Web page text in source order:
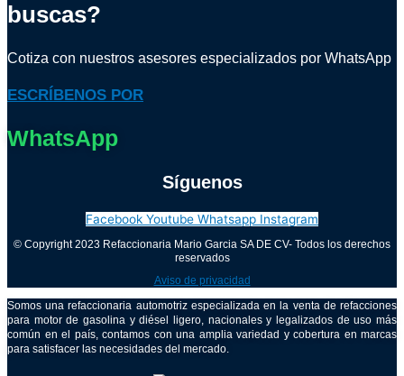
buscas?
Cotiza con nuestros asesores especializados por WhatsApp
ESCRÍBENOS POR
WhatsApp
Síguenos
Facebook Youtube Whatsapp Instagram
© Copyright 2023 Refaccionaria Mario Garcia SA DE CV- Todos los derechos
reservados
Aviso de privacidad
Somos una refaccionaria automotriz especializada en la venta de refacciones
para motor de gasolina y diésel ligero, nacionales y legalizados de uso más
común en el país, contamos con una amplia variedad y cobertura en marcas
para satisfacer las necesidades del mercado.